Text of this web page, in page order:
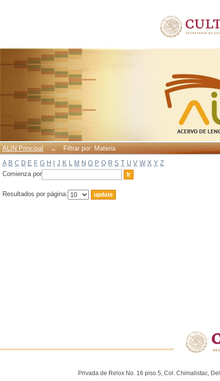
ALIN Principal →
Filtrar por: Materia
A B C D E F G H J K L M N O P Q R S T U V W X Y Z
Comienza por
Resultados por página:
Privada de Relox No. 16 piso 5, Col. Chimalistac,